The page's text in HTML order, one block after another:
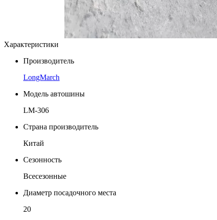
Характеристики
Производитель
LongMarch
Модель автошины
LM-306
Страна производитель
Китай
Сезонность
Всесезонные
Диаметр посадочного места
20